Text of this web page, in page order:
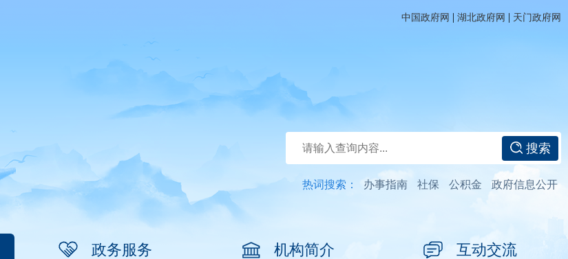
中国政府网 | 湖北政府网 | 天门政府网
搜索
热词搜索： 办事指南 社保 公积金 政府信息公开
政务服务 机构简介 互动交流